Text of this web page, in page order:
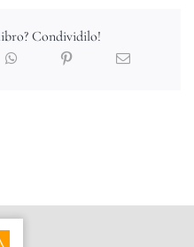
Condividilo!